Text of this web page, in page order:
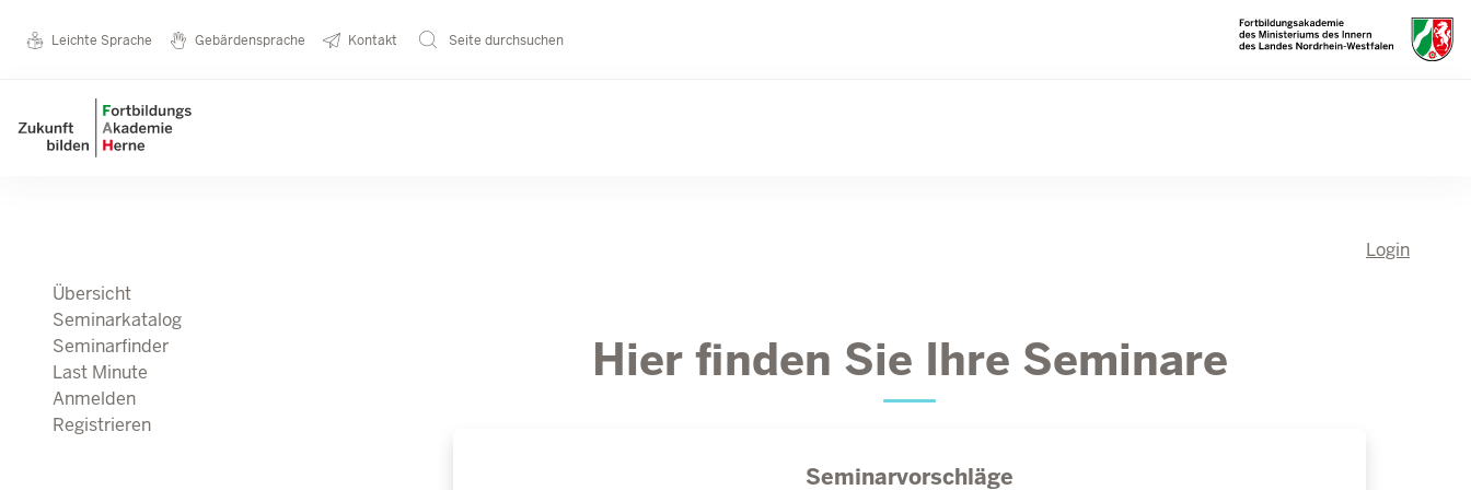
Metanavigation
Leichte Sprache Gebärdensprache Kontakt Seite durchsuchen
Login
Übersicht
Seminarkatalog
Seminarfinder
Last Minute
Anmelden
Registrieren
Hier finden Sie Ihre Seminare
Seminarvorschläge